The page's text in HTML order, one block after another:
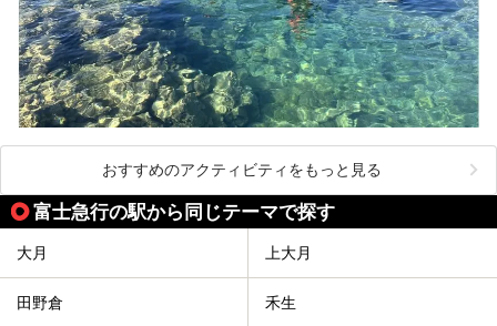
おすすめのアクティビティをもっと見る
富士急行の駅から同じテーマで探す
大月 上大月
田野倉 禾生